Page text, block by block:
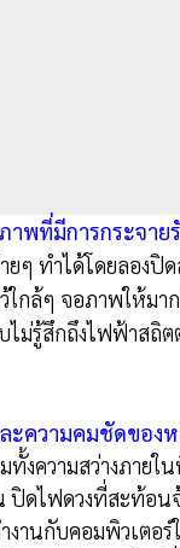
าพที่มีการกระจาย
ยๆ ทำได้โดยลองปิ
ใกล้ๆ จอภาพให้มา
ไม่รู้สึกถึงไฟฟ้าสถิ
วามคมชัดของห
ทั้งความสว่างภายใ
ปิดไฟดวงที่สะท้อน
งานกับคอมพิวเตอ